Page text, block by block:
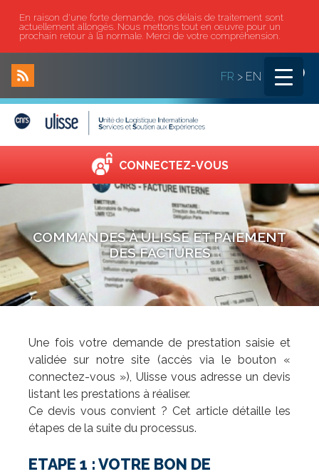
En raison d'une forte demande, nos délais de traitement sont
actuellement allongés. Nous mettons tout en œuvre pour un
prochain retour à la normale. Merci de votre compréhension.
|
FR > EN
CONNECTEZ-VOUS
COMMANDES À ULISSE ET PAIEMENT
DES FACTURES
Une fois votre demande de prestation saisie et
validée sur notre site (accès via le bouton «
connectez-vous »), Ulisse vous adresse un devis
listant les prestations à réaliser.
Ce devis vous convient ? Cet article détaille les
étapes de la suite du processus.
ETAPE 1 : VOTRE BON DE